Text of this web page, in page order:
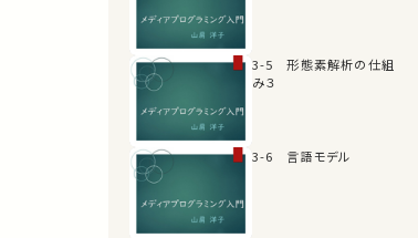
3-5 形態素解析の仕組
み３
3-6 言語モデル